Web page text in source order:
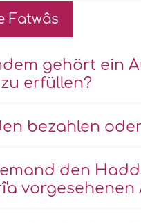
Fatwâs
gehört ein
erfüllen?
bezahlen
den